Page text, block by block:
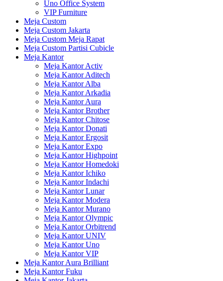
Uno Office System
VIP Furniture
Meja Custom
Meja Custom Jakarta
Meja Custom Meja Rapat
Meja Custom Partisi Cubicle
Meja Kantor
Meja Kantor Activ
Meja Kantor Aditech
Meja Kantor Alba
Meja Kantor Arkadia
Meja Kantor Aura
Meja Kantor Brother
Meja Kantor Chitose
Meja Kantor Donati
Meja Kantor Ergosit
Meja Kantor Expo
Meja Kantor Highpoint
Meja Kantor Homedoki
Meja Kantor Ichiko
Meja Kantor Indachi
Meja Kantor Lunar
Meja Kantor Modera
Meja Kantor Murano
Meja Kantor Olympic
Meja Kantor Orbitrend
Meja Kantor UNIV
Meja Kantor Uno
Meja Kantor VIP
Meja Kantor Aura Brilliant
Meja Kantor Fuku